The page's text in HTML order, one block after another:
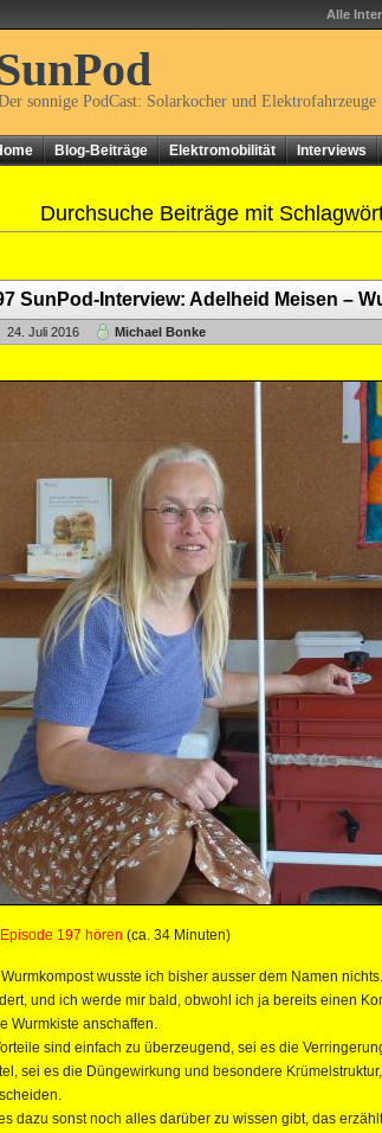
Alle
sonnige PodCast: Solarkocher und Elektrofahrzeuge
Blog-Beiträge Elektromobilität Interviews
Durchsuche Beiträge mit
SunPod-Interview: Adelheid Meisen –
24. Juli 2016 Michael Bonke
Episode 197 hören (ca. 34 Minuten)
wusste ich bisher ausser dem Namen
und ich werde mir bald, obwohl ich ja bereits einen
Wurmkiste anschaffen.
sind einfach zu überzeugend, sei es die
sei es die Düngewirkung und besondere
dazu sonst noch alles darüber zu wissen gibt, das